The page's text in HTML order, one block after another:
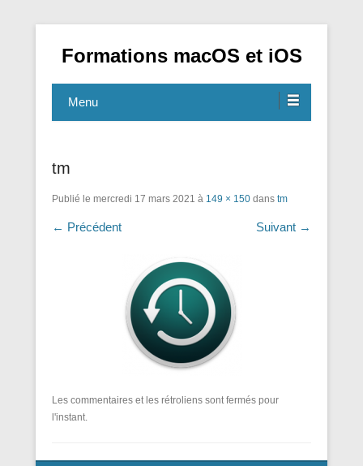
Formations macOS et iOS
Menu
tm
Publié le mercredi 17 mars 2021 à 149 × 150 dans tm
← Précédent Suivant →
Les commentaires et les rétroliens sont fermés pour
l'instant.